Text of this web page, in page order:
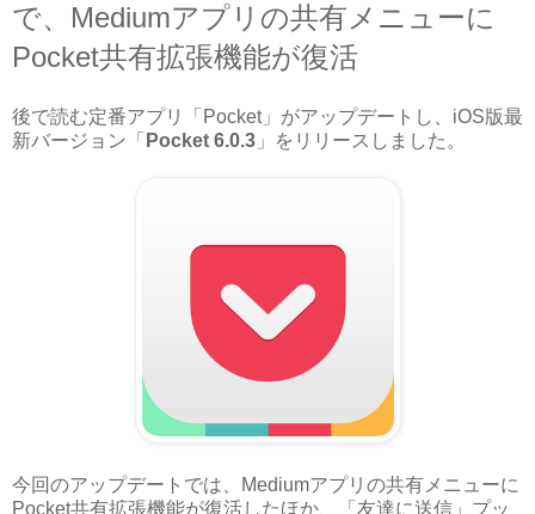
で、Mediumアプリの共有メニューに
Pocket共有拡張機能が復活
後で読む定番アプリ「Pocket」がアップデートし、iOS版最
新バージョン「 Pocket 6.0.3 」をリリースしました。
今回のアップデートでは、Mediumアプリの共有メニューに
Pocket共有拡張機能が復活したほか、「友達に送信」プッ